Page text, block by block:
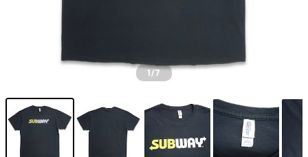
1/7